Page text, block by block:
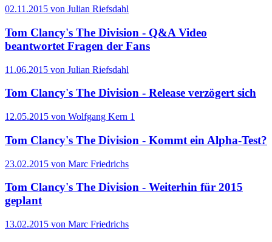
02.11.2015 von Julian Riefsdahl
Tom Clancy's The Division - Q&A Video
beantwortet Fragen der Fans
11.06.2015 von Julian Riefsdahl
Tom Clancy's The Division - Release verzögert sich
12.05.2015 von Wolfgang Kern 1
Tom Clancy's The Division - Kommt ein Alpha-Test?
23.02.2015 von Marc Friedrichs
Tom Clancy's The Division - Weiterhin für 2015
geplant
13.02.2015 von Marc Friedrichs